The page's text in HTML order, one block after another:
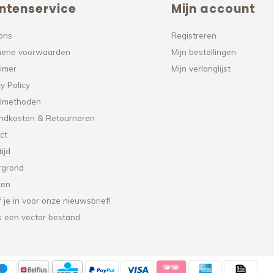
voorwaarden
Policy
& Retourneren
je in voor onze nieuwsbrief!
een vector bestand.
Mijn account
Registreren
Mijn bestellingen
Mijn verlanglijst